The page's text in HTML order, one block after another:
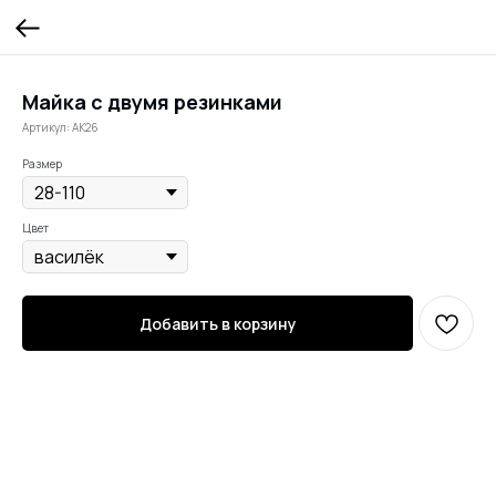
Майка с двумя резинками
Артикул: АК26
Размер
Цвет
Добавить в корзину